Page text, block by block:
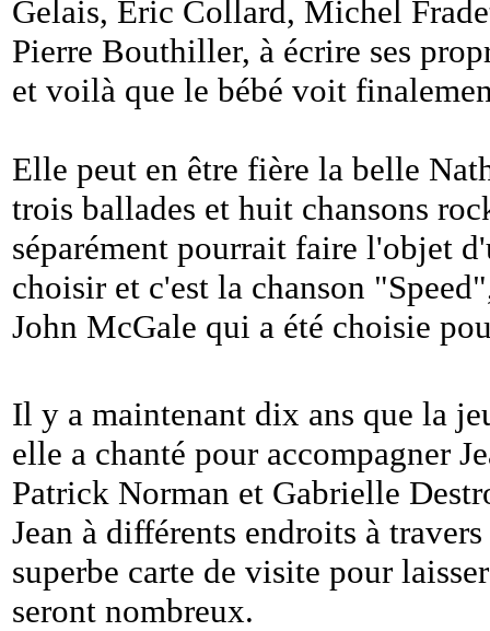
Gelais, Eric Collard, Michel
Pierre Bouthiller, à écrire ses
et voilà que le bébé voit
Elle peut en être fière la belle
trois ballades et huit chansons
séparément pourrait faire l'objet
choisir et c'est la chanson
John McGale qui a été choisie
Il y a maintenant dix ans que la
elle a chanté pour accompagner
Patrick Norman et Gabrielle
Jean à différents endroits à
superbe carte de visite pour
seront nombreux.